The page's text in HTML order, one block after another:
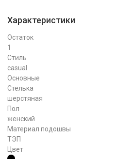
Характеристики
Остаток
1
Стиль
casual
Основные
Стелька
шерстяная
Пол
женский
Материал подошвы
ТЭП
Цвет